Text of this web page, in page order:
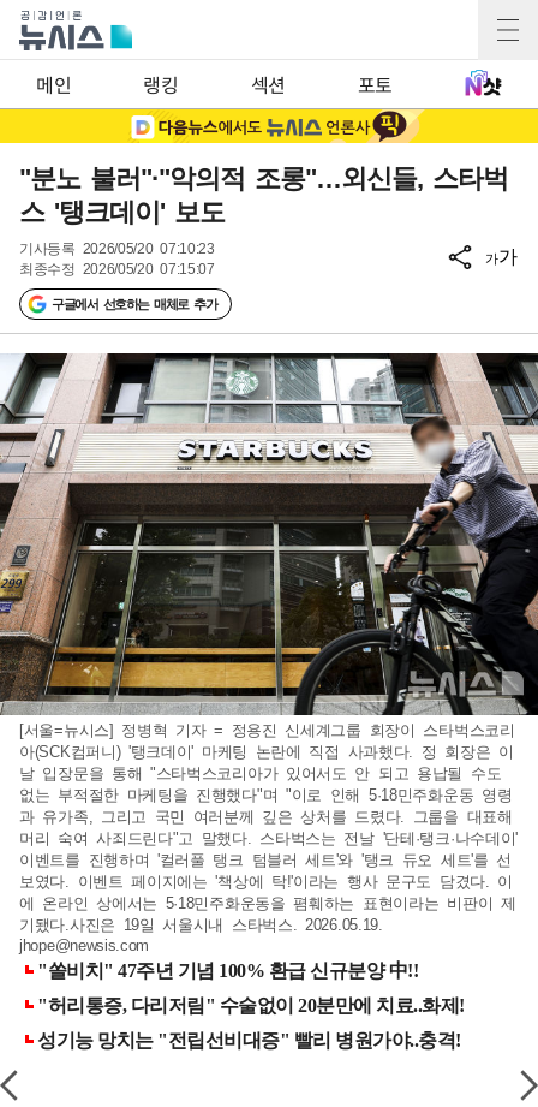
메인 랭킹 섹션 포토
"분노 불러"·"악의적 조롱"…외신들, 스타벅
스 '탱크데이' 보도
기사등록 2026/05/20 07:10:23
최종수정 2026/05/20 07:15:07
구글에서 선호하는 매체로 추가
가가
[서울=뉴시스] 정병혁 기자 = 정용진 신세계그룹 회장이 스타벅스코리
아(SCK컴퍼니) '탱크데이' 마케팅 논란에 직접 사과했다. 정 회장은 이
날 입장문을 통해 "스타벅스코리아가 있어서도 안 되고 용납될 수도
없는 부적절한 마케팅을 진행했다"며 "이로 인해 5·18민주화운동 영령
과 유가족, 그리고 국민 여러분께 깊은 상처를 드렸다. 그룹을 대표해
머리 숙여 사죄드린다"고 말했다. 스타벅스는 전날 '단테·탱크·나수데이'
이벤트를 진행하며 '컬러풀 탱크 텀블러 세트'와 '탱크 듀오 세트'를 선
보였다. 이벤트 페이지에는 '책상에 탁!'이라는 행사 문구도 담겼다. 이
에 온라인 상에서는 5·18민주화운동을 폄훼하는 표현이라는 비판이 제
기됐다.사진은 19일 서울시내 스타벅스. 2026.05.19.
jhope@newsis.com